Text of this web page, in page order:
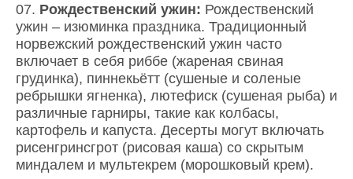
Рождественский ужин: Рождественский
ужин – изюминка праздника. Традиционный
норвежский рождественский ужин часто
включает в себя риббе (жареная свиная
грудинка), пиннекьётт (сушеные и соленые
ребрышки ягненка), лютефиск (сушеная рыба) и
различные гарниры, такие как колбасы,
картофель и капуста. Десерты могут включать
рисенгринсгрот (рисовая каша) со скрытым
миндалем и мультекрем (морошковый крем).